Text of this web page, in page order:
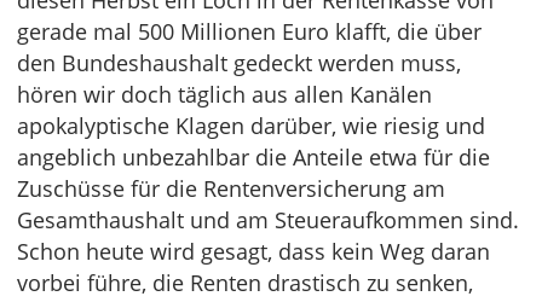
gerade mal 500 Millionen Euro klafft, die über
den Bundeshaushalt gedeckt werden muss,
hören wir doch täglich aus allen Kanälen
apokalyptische Klagen darüber, wie riesig und
angeblich unbezahlbar die Anteile etwa für die
Zuschüsse für die Rentenversicherung am
Gesamthaushalt und am Steueraufkommen sind.
Schon heute wird gesagt, dass kein Weg daran
vorbei führe, die Renten drastisch zu senken,